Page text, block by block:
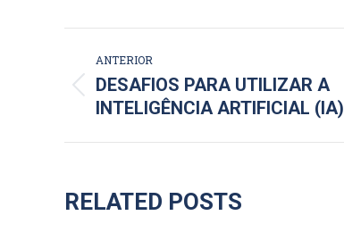
DE
POST:
ANTERIOR
Post
anterior:
DESAFIOS PARA UTILIZAR A
INTELIGÊNCIA ARTIFICIAL (IA)
RELATED POSTS